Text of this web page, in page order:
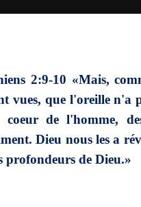
2:9-10 «Mais,
vues, que l'oreille n'a
de l'homme,
Dieu nous les a
profondeurs de Dieu.»